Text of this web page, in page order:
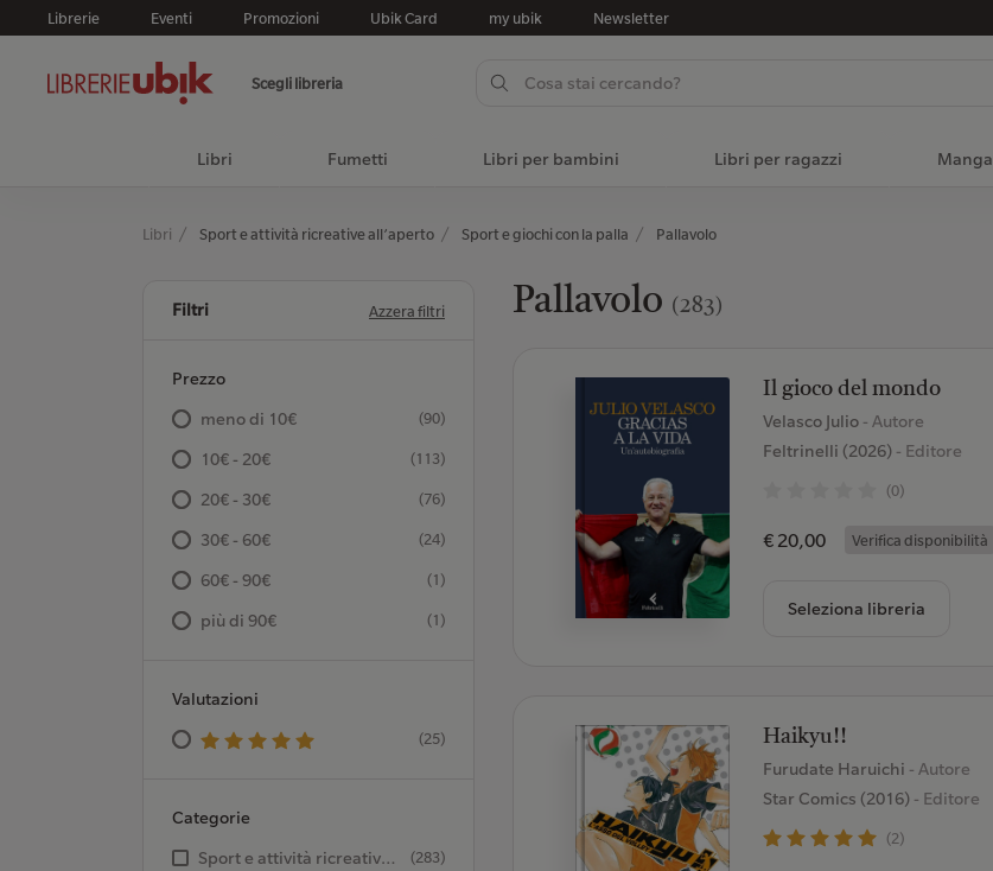
Librerie Eventi Promozioni Ubik Card my ubik Newsletter
Scegli libreria
Libri Fumetti Libri per bambini Libri per ragazzi Manga
Libri Sport e attività ricreative all’aperto Sport e giochi con la palla Pallavolo
Filtri Azzera filtri
Prezzo
meno di 10€
(90)
10€ - 20€ (113)
20€ - 30€ (76)
30€ - 60€ (24)
60€ - 90€ (1)
più di 90€ (1)
Valutazioni
(25)
Categorie
Sport e attività ricreative all’aperto - Pallavolo
(283)
Pallavolo (283)
Il gioco del mondo
Velasco Julio - Autore
Feltrinelli (2026)- Editore
(0)
€ 20,00 Verifica disponibilità
Seleziona libreria
Haikyu!!
Furudate Haruichi - Autore
Star Comics (2016)- Editore
(2)